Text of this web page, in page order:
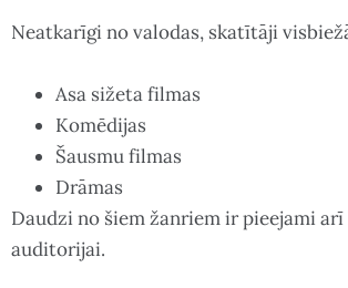
Neatkarīgi no valodas, skatītāji
Asa sižeta filmas
Komēdijas
Šausmu filmas
Drāmas
Daudzi no šiem žanriem ir pieejami
auditorijai.